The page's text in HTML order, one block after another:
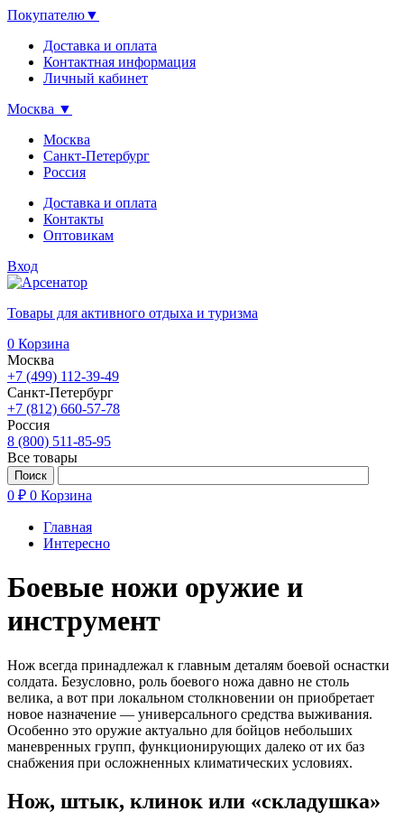
Покупателю▼
Доставка и оплата
Контактная информация
Личный кабинет
Москва ▼
Москва
Санкт-Петербург
Россия
Доставка и оплата
Контакты
Оптовикам
Вход
Товары для активного отдыха и туризма
0 Корзина
Москва
+7 (499) 112-39-49
Санкт-Петербург
+7 (812) 660-57-78
Россия
8 (800) 511-85-95
Все товары
0 ₽ 0 Корзина
Главная
Интересно
Боевые ножи оружие и
инструмент
Нож всегда принадлежал к главным деталям боевой оснастки
солдата. Безусловно, роль боевого ножа давно не столь
велика, а вот при локальном столкновении он приобретает
новое назначение — универсального средства выживания.
Особенно это оружие актуально для бойцов небольших
маневренных групп, функционирующих далеко от их баз
снабжения при осложненных климатических условиях.
Нож, штык, клинок или «складушка»